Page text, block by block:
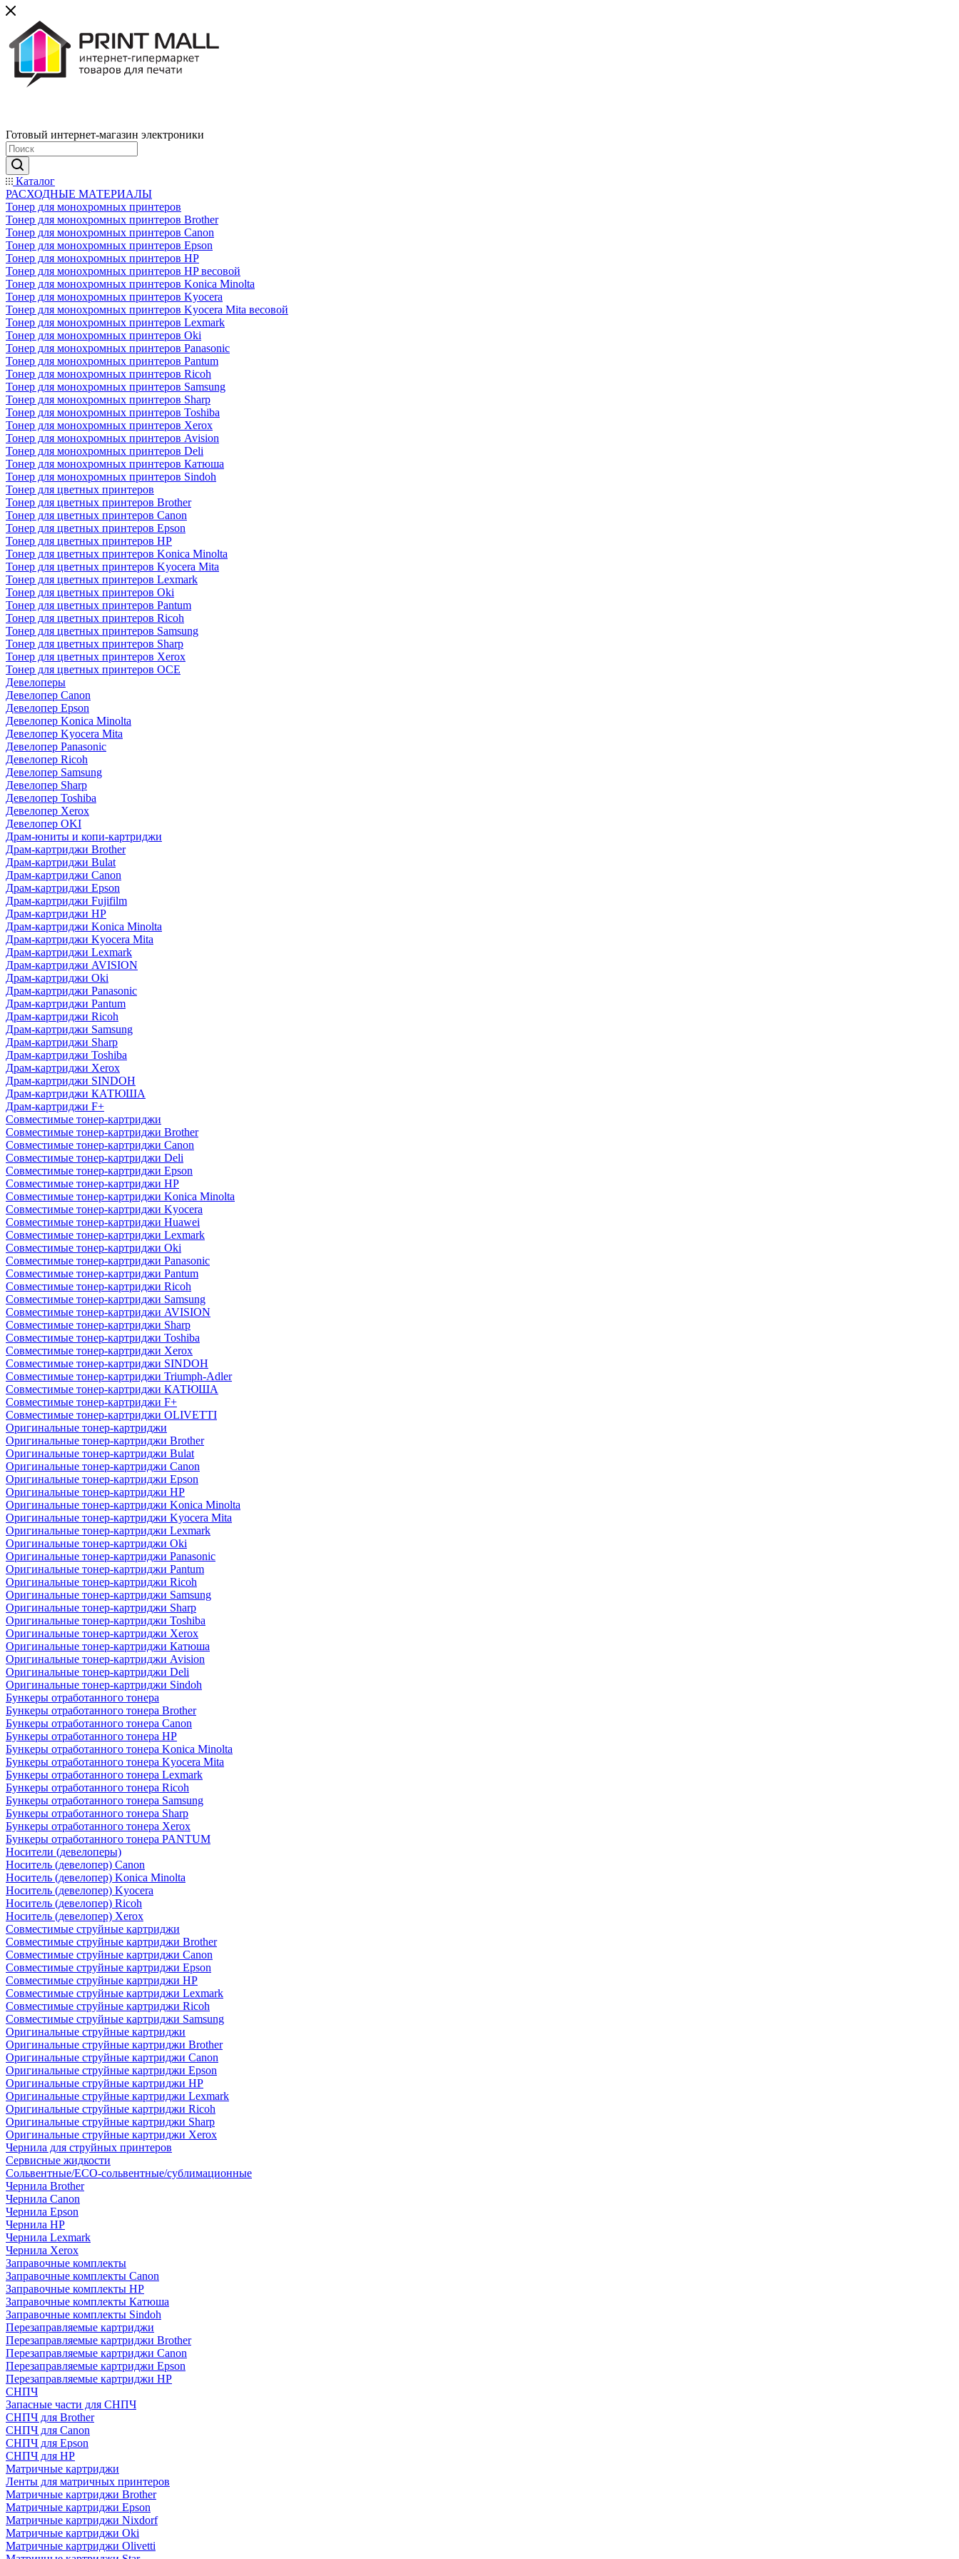
Готовый интернет-магазин электроники
Каталог
РАСХОДНЫЕ МАТЕРИАЛЫ
Тонер для монохромных принтеров
Тонер для монохромных принтеров Brother
Тонер для монохромных принтеров Canon
Тонер для монохромных принтеров Epson
Тонер для монохромных принтеров HP
Тонер для монохромных принтеров HP весовой
Тонер для монохромных принтеров Konica Minolta
Тонер для монохромных принтеров Kyocera
Тонер для монохромных принтеров Kyocera Mita весовой
Тонер для монохромных принтеров Lexmark
Тонер для монохромных принтеров Oki
Тонер для монохромных принтеров Panasonic
Тонер для монохромных принтеров Pantum
Тонер для монохромных принтеров Ricoh
Тонер для монохромных принтеров Samsung
Тонер для монохромных принтеров Sharp
Тонер для монохромных принтеров Toshiba
Тонер для монохромных принтеров Xerox
Тонер для монохромных принтеров Avision
Тонер для монохромных принтеров Deli
Тонер для монохромных принтеров Катюша
Тонер для монохромных принтеров Sindoh
Тонер для цветных принтеров
Тонер для цветных принтеров Brother
Тонер для цветных принтеров Canon
Тонер для цветных принтеров Epson
Тонер для цветных принтеров HP
Тонер для цветных принтеров Konica Minolta
Тонер для цветных принтеров Kyocera Mita
Тонер для цветных принтеров Lexmark
Тонер для цветных принтеров Oki
Тонер для цветных принтеров Pantum
Тонер для цветных принтеров Ricoh
Тонер для цветных принтеров Samsung
Тонер для цветных принтеров Sharp
Тонер для цветных принтеров Xerox
Тонер для цветных принтеров OCE
Девелоперы
Девелопер Canon
Девелопер Epson
Девелопер Konica Minolta
Девелопер Kyocera Mita
Девелопер Panasonic
Девелопер Ricoh
Девелопер Samsung
Девелопер Sharp
Девелопер Toshiba
Девелопер Xerox
Девелопер OKI
Драм-юниты и копи-картриджи
Драм-картриджи Brother
Драм-картриджи Bulat
Драм-картриджи Canon
Драм-картриджи Epson
Драм-картриджи Fujifilm
Драм-картриджи HP
Драм-картриджи Konica Minolta
Драм-картриджи Kyocera Mita
Драм-картриджи Lexmark
Драм-картриджи AVISION
Драм-картриджи Oki
Драм-картриджи Panasonic
Драм-картриджи Pantum
Драм-картриджи Ricoh
Драм-картриджи Samsung
Драм-картриджи Sharp
Драм-картриджи Toshiba
Драм-картриджи Xerox
Драм-картриджи SINDOH
Драм-картриджи КАТЮША
Драм-картриджи F+
Совместимые тонер-картриджи
Совместимые тонер-картриджи Brother
Совместимые тонер-картриджи Canon
Совместимые тонер-картриджи Deli
Совместимые тонер-картриджи Epson
Совместимые тонер-картриджи HP
Совместимые тонер-картриджи Konica Minolta
Совместимые тонер-картриджи Kyocera
Совместимые тонер-картриджи Huawei
Совместимые тонер-картриджи Lexmark
Совместимые тонер-картриджи Oki
Совместимые тонер-картриджи Panasonic
Совместимые тонер-картриджи Pantum
Совместимые тонер-картриджи Ricoh
Совместимые тонер-картриджи Samsung
Совместимые тонер-картриджи AVISION
Совместимые тонер-картриджи Sharp
Совместимые тонер-картриджи Toshiba
Совместимые тонер-картриджи Xerox
Совместимые тонер-картриджи SINDOH
Совместимые тонер-картриджи Triumph-Adler
Совместимые тонер-картриджи КАТЮША
Совместимые тонер-картриджи F+
Совместимые тонер-картриджи OLIVETTI
Оригинальные тонер-картриджи
Оригинальные тонер-картриджи Brother
Оригинальные тонер-картриджи Bulat
Оригинальные тонер-картриджи Canon
Оригинальные тонер-картриджи Epson
Оригинальные тонер-картриджи HP
Оригинальные тонер-картриджи Konica Minolta
Оригинальные тонер-картриджи Kyocera Mita
Оригинальные тонер-картриджи Lexmark
Оригинальные тонер-картриджи Oki
Оригинальные тонер-картриджи Panasonic
Оригинальные тонер-картриджи Pantum
Оригинальные тонер-картриджи Ricoh
Оригинальные тонер-картриджи Samsung
Оригинальные тонер-картриджи Sharp
Оригинальные тонер-картриджи Toshiba
Оригинальные тонер-картриджи Xerox
Оригинальные тонер-картриджи Катюша
Оригинальные тонер-картриджи Avision
Оригинальные тонер-картриджи Deli
Оригинальные тонер-картриджи Sindoh
Бункеры отработанного тонера
Бункеры отработанного тонера Brother
Бункеры отработанного тонера Canon
Бункеры отработанного тонера HP
Бункеры отработанного тонера Konica Minolta
Бункеры отработанного тонера Kyocera Mita
Бункеры отработанного тонера Lexmark
Бункеры отработанного тонера Ricoh
Бункеры отработанного тонера Samsung
Бункеры отработанного тонера Sharp
Бункеры отработанного тонера Xerox
Бункеры отработанного тонера PANTUM
Носители (девелоперы)
Носитель (девелопер) Canon
Носитель (девелопер) Konica Minolta
Носитель (девелопер) Kyocera
Носитель (девелопер) Ricoh
Носитель (девелопер) Xerox
Совместимые струйные картриджи
Совместимые струйные картриджи Brother
Совместимые струйные картриджи Canon
Совместимые струйные картриджи Epson
Совместимые струйные картриджи HP
Совместимые струйные картриджи Lexmark
Совместимые струйные картриджи Ricoh
Совместимые струйные картриджи Samsung
Оригинальные струйные картриджи
Оригинальные струйные картриджи Brother
Оригинальные струйные картриджи Canon
Оригинальные струйные картриджи Epson
Оригинальные струйные картриджи HP
Оригинальные струйные картриджи Lexmark
Оригинальные струйные картриджи Ricoh
Оригинальные струйные картриджи Sharp
Оригинальные струйные картриджи Xerox
Чернила для струйных принтеров
Сервисные жидкости
Сольвентные/ECO-сольвентные/сублимационные
Чернила Brother
Чернила Canon
Чернила Epson
Чернила HP
Чернила Lexmark
Чернила Xerox
Заправочные комплекты
Заправочные комплекты Canon
Заправочные комплекты HP
Заправочные комплекты Катюша
Заправочные комплекты Sindoh
Перезаправляемые картриджи
Перезаправляемые картриджи Brother
Перезаправляемые картриджи Canon
Перезаправляемые картриджи Epson
Перезаправляемые картриджи HP
СНПЧ
Запасные части для СНПЧ
СНПЧ для Brother
СНПЧ для Canon
СНПЧ для Epson
СНПЧ для HP
Матричные картриджи
Ленты для матричных принтеров
Матричные картриджи Brother
Матричные картриджи Epson
Матричные картриджи Nixdorf
Матричные картриджи Oki
Матричные картриджи Olivetti